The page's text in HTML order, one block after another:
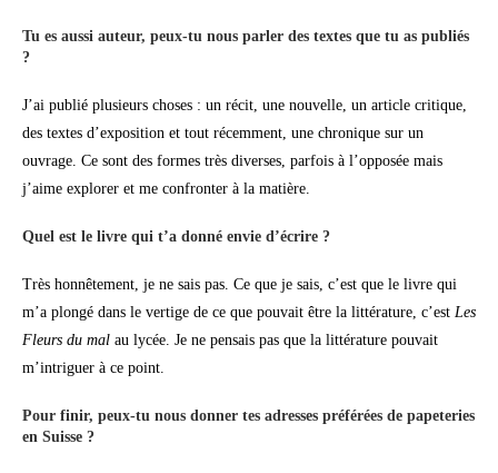
Tu es aussi auteur, peux-tu nous parler des textes que tu as publiés
?
J’ai publié plusieurs choses : un récit, une nouvelle, un article critique,
des textes d’exposition et tout récemment, une chronique sur un
ouvrage. Ce sont des formes très diverses, parfois à l’opposée mais
j’aime explorer et me confronter à la matière.
Quel est le livre qui t’a donné envie d’écrire ?
Très honnêtement, je ne sais pas. Ce que je sais, c’est que le livre qui
m’a plongé dans le vertige de ce que pouvait être la littérature, c’est Les
Fleurs du mal au lycée. Je ne pensais pas que la littérature pouvait
m’intriguer à ce point.
Pour finir, peux-tu nous donner tes adresses préférées de papeteries
en Suisse ?